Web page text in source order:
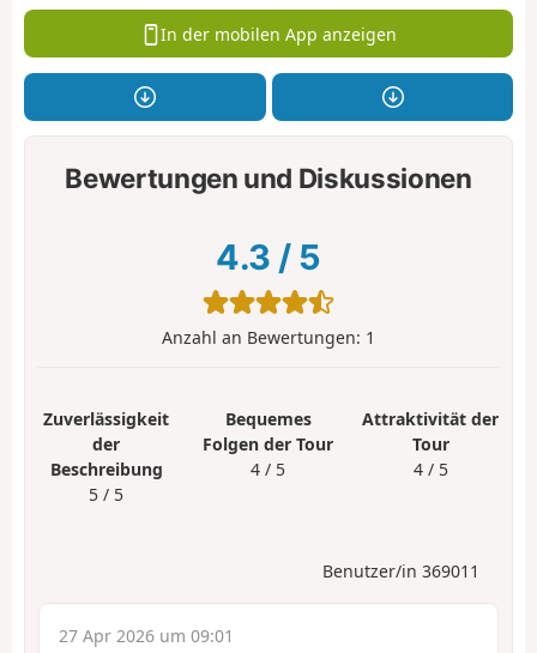
In der mobilen App anzeigen
Bewertungen und Diskussionen
4.3 / 5
Anzahl an Bewertungen: 1
Zuverlässigkeit
der
Beschreibung
5 / 5
Bequemes
Folgen der Tour
4 / 5
Attraktivität der
Tour
4 / 5
Benutzer/in 369011
27 Apr 2026 um 09:01